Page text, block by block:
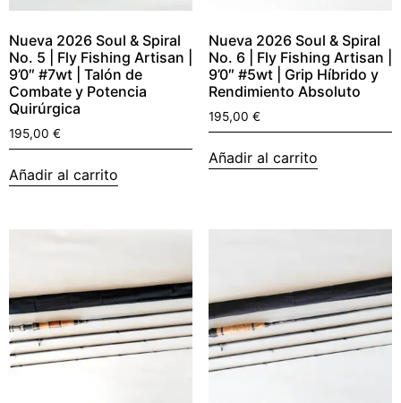
Nueva 2026 Soul & Spiral
No. 5 | Fly Fishing Artisan |
9’0″ #7wt | Talón de
Combate y Potencia
Quirúrgica
195,00 €
Añadir al carrito
Nueva 2026 Soul & Spiral
No. 6 | Fly Fishing Artisan |
9’0″ #5wt | Grip Híbrido y
Rendimiento Absoluto
195,00 €
Añadir al carrito